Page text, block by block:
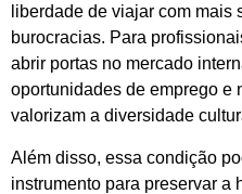
liberdade de viajar com mais
burocracias. Para
abrir portas no mercado
oportunidades de emprego e
valorizam a diversidade
Além disso, essa condição
instrumento para preservar a